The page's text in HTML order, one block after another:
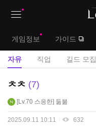
게임정보 가이드
자유 직업 길드 모집
자
게
ㅊㅊ 7
Lv.70 스응한 둚붊
2025.09.11 10:11 632